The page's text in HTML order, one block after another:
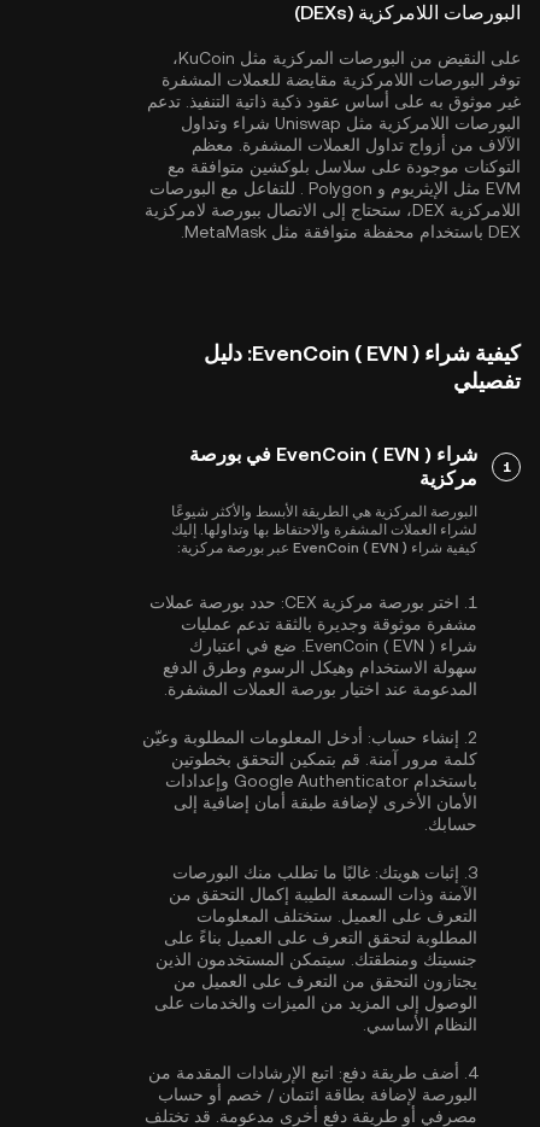
البورصات اللامركزية (DEXs)
على النقيض من البورصات المركزية مثل KuCoin،
توفر البورصات اللامركزية مقايضة للعملات المشفرة
غير موثوق به على أساس عقود ذكية ذاتية التنفيذ. تدعم
البورصات اللامركزية مثل Uniswap شراء وتداول
الآلاف من أزواج تداول العملات المشفرة. معظم
التوكنات موجودة على سلاسل بلوكشين متوافقة مع
EVM مثل
الإيثريوم و
. للتفاعل مع البورصات
اللامركزية DEX، ستحتاج إلى الاتصال ببورصة لامركزية
DEX باستخدام محفظة متوافقة مثل MetaMask.
كيفية شراء EvenCoin ( EVN ): دليل
تفصيلي
1
شراء EvenCoin ( EVN ) في بورصة
مركزية
البورصة المركزية هي الطريقة الأبسط والأكثر شيوعًا
لشراء العملات المشفرة والاحتفاظ بها وتداولها. إليك
كيفية شراء EvenCoin ( EVN ) عبر بورصة مركزية:
1. اختر بورصة مركزية CEX:
حدد بورصة عملات
مشفرة موثوقة وجديرة بالثقة تدعم عمليات
شراء EvenCoin ( EVN ). ضع في اعتبارك
سهولة الاستخدام وهيكل الرسوم وطرق الدفع
المدعومة عند اختيار بورصة العملات المشفرة.
2. إنشاء حساب: أدخل المعلومات المطلوبة وعيّن
كلمة مرور آمنة. قم بتمكين التحقق بخطوتين
باستخدام Google Authenticator
وإعدادات
الأمان الأخرى لإضافة طبقة أمان إضافية إلى
حسابك.
3. إثبات هويتك: غالبًا ما تطلب منك البورصات
الآمنة وذات السمعة الطيبة إكمال التحقق من
التعرف على العميل . ستختلف المعلومات
المطلوبة لتحقق التعرف على العميل بناءً على
جنسيتك ومنطقتك. سيتمكن المستخدمون الذين
يجتازون التحقق من التعرف على العميل من
الوصول إلى المزيد من الميزات والخدمات على
النظام الأساسي.
4. أضف طريقة دفع: اتبع الإرشادات المقدمة من
البورصة لإضافة بطاقة ائتمان / خصم أو حساب
مصرفي أو طريقة دفع أخرى مدعومة. قد تختلف